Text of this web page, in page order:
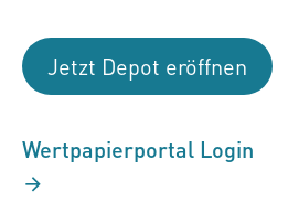
Jetzt Depot eröffnen
Wertpapierportal Login